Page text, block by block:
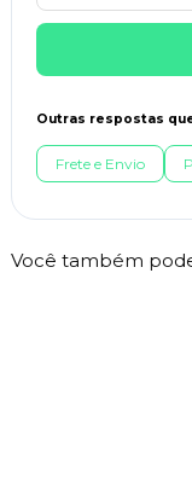
Outras respostas
Frete e Envio
Você também